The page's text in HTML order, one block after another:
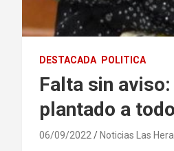
DESTACADA POLITICA
Falta sin
plantado a
06/09/2022 Noticias Las